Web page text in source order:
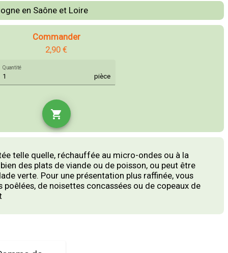
en Saône et Loire
Commander
2,90 €
Quantité
pièce
shopping_cart
telle quelle, réchauffée au micro-ondes ou à la
des plats de viande ou de poisson, ou peut être
verte. Pour une présentation plus raffinée, vous
poêlées, de noisettes concassées ou de copeaux de